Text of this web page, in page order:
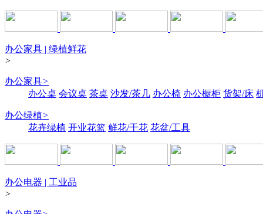
办公家具 | 绿植鲜花
>
办公家具>
办公桌 会议桌 茶桌 沙发/茶几 办公椅 办公橱柜 货架/床
办公绿植>
花卉绿植 开业花篮 鲜花/干花 花盆/工具
办公电器 | 工业品
>